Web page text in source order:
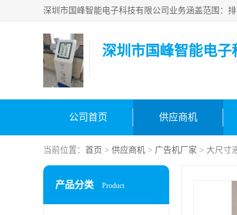
深圳市国峰智能电子
公司首页 供应商机
当前位置： 首页 > 供应商机 > 广告机厂家 > 大尺寸
产品分类 Product